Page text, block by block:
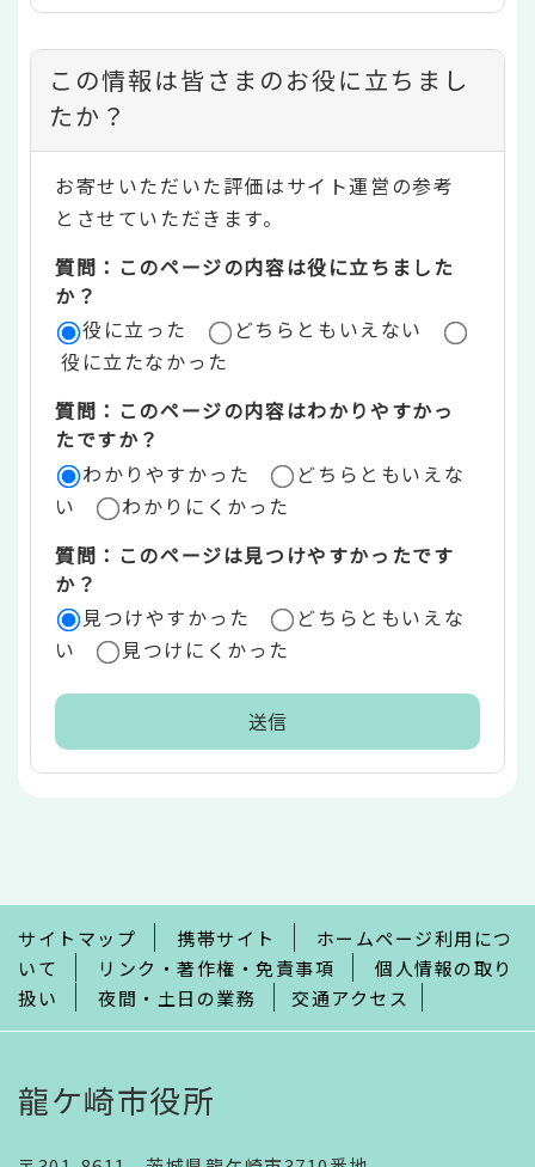
コ
ン
テ
ン
ツ
評
価
リ
ア
この情報は皆さまのお役に立ちまし
たか？
お寄せいただいた評価はサイト運営の参考
とさせていただきます。
質問：このページの内容は役に立ちました
か？
役に立った
どちらともいえない
役に立たなかった
質問：このページの内容はわかりやすかっ
たですか？
わかりやすかった
どちらともいえな
い
わかりにくかった
質問：このページは見つけやすかったです
か？
見つけやすかった
どちらともいえな
い
見つけにくかった
で
サイトマップ 携帯サイト
ホームページ利用につ
いて
リンク・著作権・免責事項
個人情報の取り
扱い
夜間・土日の業務 交通アクセス
龍ケ崎市役所